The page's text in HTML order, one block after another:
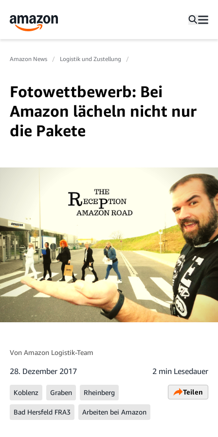
Amazon News Logistik und Zustellung
Fotowettbewerb: Bei
Amazon lächeln nicht nur
die Pakete
Von Amazon Logistik-Team
28. Dezember 2017 2 min Lesedauer
Koblenz Graben Rheinberg
Bad Hersfeld FRA3 Arbeiten bei Amazon
Teilen